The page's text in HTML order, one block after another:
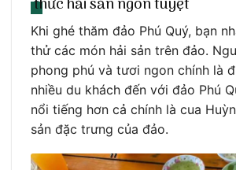
Khi ghé thăm đảo Phú Quý, bạn
thử các món hải sản trên đảo.
phong phú và tươi ngon chính là
nhiều du khách đến với đảo Phú
nổi tiếng hơn cả chính là cua
sản đặc trưng của đảo.